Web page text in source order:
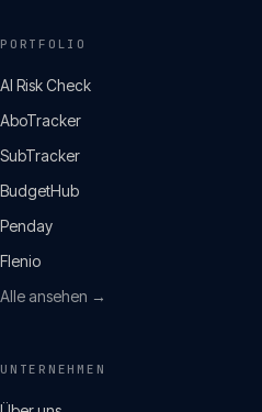
PORTFOLIO
AI Risk Check
AboTracker
SubTracker
BudgetHub
Penday
Flenio
Alle ansehen →
UNTERNEHMEN